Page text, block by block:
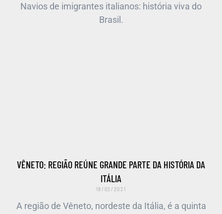
Navios de imigrantes italianos: história viva do
Brasil.
VÊNETO: REGIÃO REÚNE GRANDE PARTE DA HISTÓRIA DA
ITÁLIA
18/02/2021
A região de Vêneto, nordeste da Itália, é a quinta